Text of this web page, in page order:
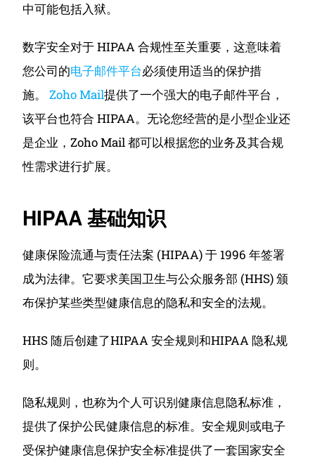
中可能包括入狱。
数字安全对于 HIPAA 合规性至关重要，这意味着
您公司的电子邮件平台必须使用适当的保护措
施。Zoho Mail提供了一个强大的电子邮件平台，
该平台也符合 HIPAA。无论您经营的是小型企业还
是企业，Zoho Mail 都可以根据您的业务及其合规
性需求进行扩展。
HIPAA 基础知识
健康保险流通与责任法案 (HIPAA) 于 1996 年签署
成为法律。它要求美国卫生与公众服务部 (HHS) 颁
布保护某些类型健康信息的隐私和安全的法规。
HHS 随后创建了HIPAA 安全规则和HIPAA 隐私规
则。
隐私规则，也称为个人可识别健康信息隐私标准，
提供了保护公民健康信息的标准。安全规则或电子
受保护健康信息保护安全标准提供了一套国家安全